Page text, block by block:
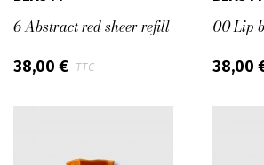
6 Abstract red sheer refill
38,00 € TTC
00 Lip
38,00